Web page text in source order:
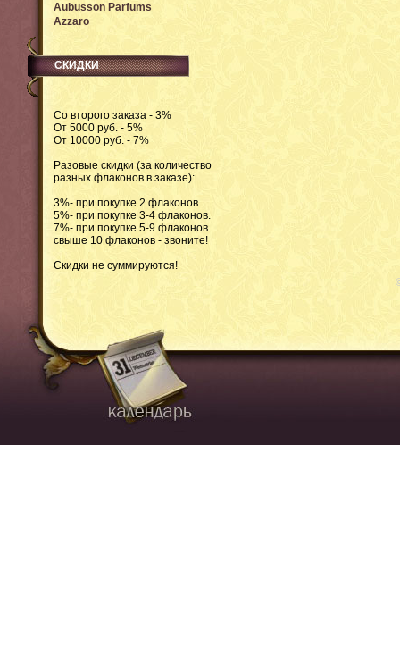
Aubusson Parfums
Azzaro
СКИДКИ
Со второго заказа - 3%
От 5000 руб. - 5%
От 10000 руб. - 7%
Разовые скидки (за количество
разных флаконов в заказе):
3%- при покупке 2 флаконов.
5%- при покупке 3-4 флаконов.
7%- при покупке 5-9 флаконов.
свыше 10 флаконов - звоните!
Скидки не суммируются!